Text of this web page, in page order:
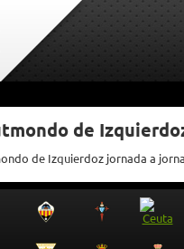
de
de Izquierdoz jornada a